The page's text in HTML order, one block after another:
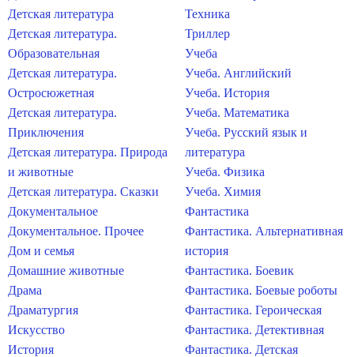
Детская литература
Детская литература.
Образовательная
Детская литература.
Остросюжетная
Детская литература.
Приключения
Детская литература. Природа
и животные
Детская литература. Сказки
Документальное
Документальное. Прочее
Дом и семья
Домашние животные
Драма
Драматургия
Искусство
История
Техника
Триллер
Учеба
Учеба. Английский
Учеба. История
Учеба. Математика
Учеба. Русский язык и
литература
Учеба. Физика
Учеба. Химия
Фантастика
Фантастика. Альтернативная
история
Фантастика. Боевик
Фантастика. Боевые роботы
Фантастика. Героическая
Фантастика. Детективная
Фантастика. Детская